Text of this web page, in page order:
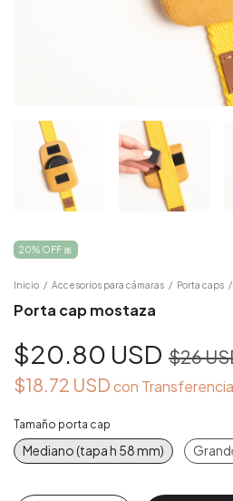
20% OFF 🎀
Inicio / Accesorios para cámaras / Porta caps /
Porta cap mostaza
$20.80 USD $26
$18.72 USDcon
Tamaño porta cap
Mediano (tapa h 58 mm)